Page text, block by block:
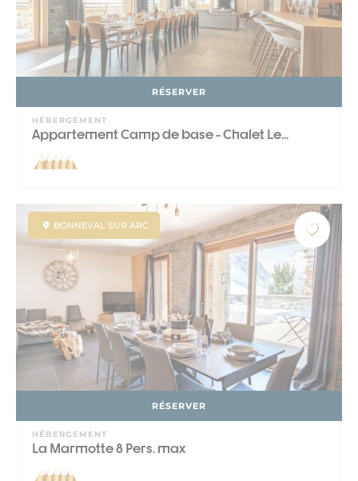
RÉSERVER
HÉBERGEMENT
Appartement Camp de base - Chalet Le...
BONNEVAL SUR ARC
RÉSERVER
HÉBERGEMENT
La Marmotte 8 Pers. max